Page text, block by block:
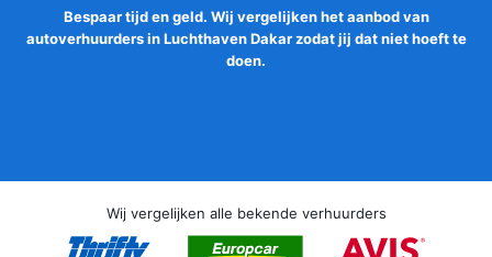
Bespaar tijd en geld. Wij vergelijken het aanbod van
autoverhuurders in Luchthaven Dakar zodat jij dat niet hoeft te
doen.
Wij vergelijken alle bekende verhuurders